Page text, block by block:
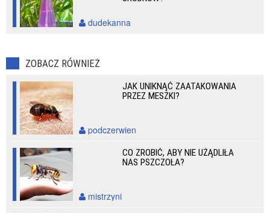
dudekanna
ZOBACZ RÓWNIEŻ
JAK UNIKNĄĆ ZAATAKOWANIA
PRZEZ MESZKI?
podczerwien
CO ZROBIĆ, ABY NIE UŻĄDLIŁA
NAS PSZCZOŁA?
mistrzyni